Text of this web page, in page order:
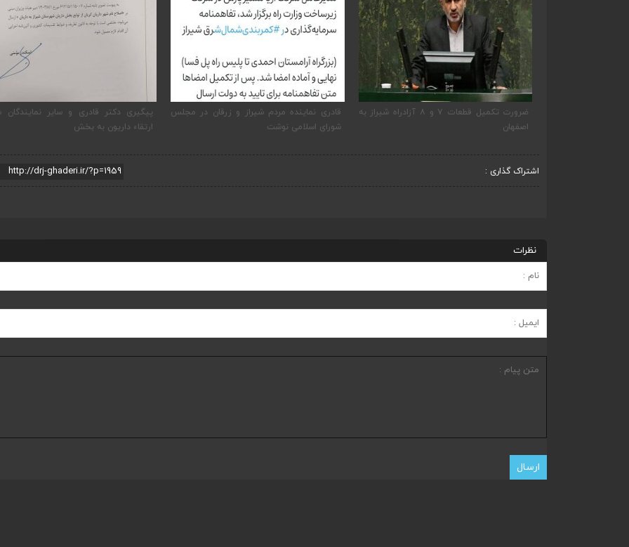
ضرورت تکمیل قطعات ۷ و ۸ آزادراه شیراز به
قادری نماینده مردم شیراز و زرقان در مجلس
شورای اسلامی نوشت
پیگیری دکتر قادری و سایر نمایندگان شیراز
ارتقاء داریون به بخش
ضرورت تکمیل
اصفهان
اشتراک گذاری :
نظرات